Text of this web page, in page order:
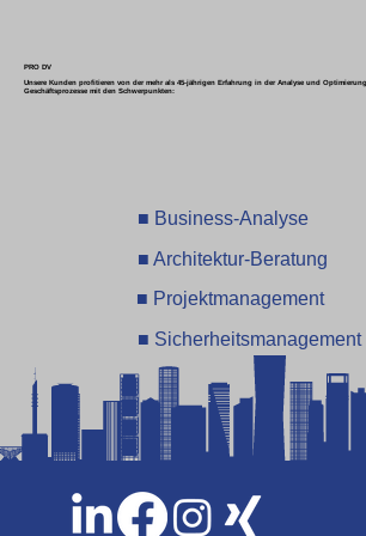
PRO DV
Unsere Kunden profitieren von der mehr als 45-jährigen Erfahrung in der Analyse und
Geschäftsprozesse mit den Schwerpunkten:
■ Business-Analyse
■ Architektur-Beratung
■ Projektmanagement
■ Sicherheitsmanagement